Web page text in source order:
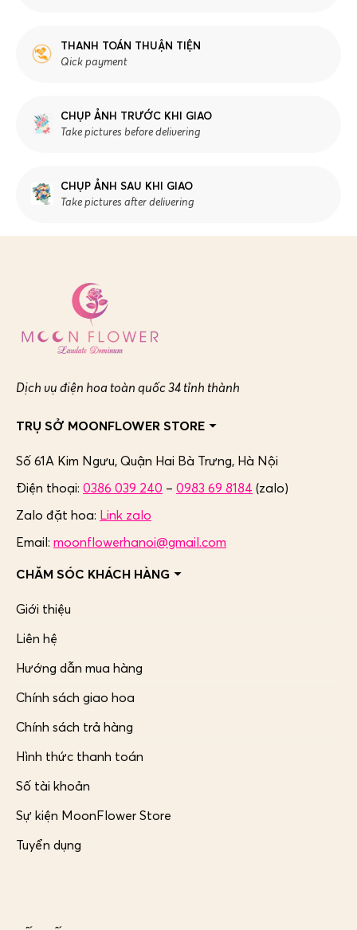
THANH TOÁN THUẬN TIỆN
Qick payment
CHỤP ẢNH TRƯỚC KHI GIAO
Take pictures before delivering
CHỤP ẢNH SAU KHI GIAO
Take pictures after delivering
Dịch vụ điện hoa toàn quốc 34 tỉnh thành
TRỤ SỞ MOONFLOWER STORE
Số 61A Kim Ngưu, Quận Hai Bà Trưng, Hà Nội
Điện thoại: 0386 039 240 – 0983 69 8184 (zalo)
Zalo đặt hoa: Link zalo
Email: moonflowerhanoi@gmail.com
CHĂM SÓC KHÁCH HÀNG
Giới thiệu
Liên hệ
Hướng dẫn mua hàng
Chính sách giao hoa
Chính sách trả hàng
Hình thức thanh toán
Số tài khoản
Sự kiện MoonFlower Store
Tuyển dụng